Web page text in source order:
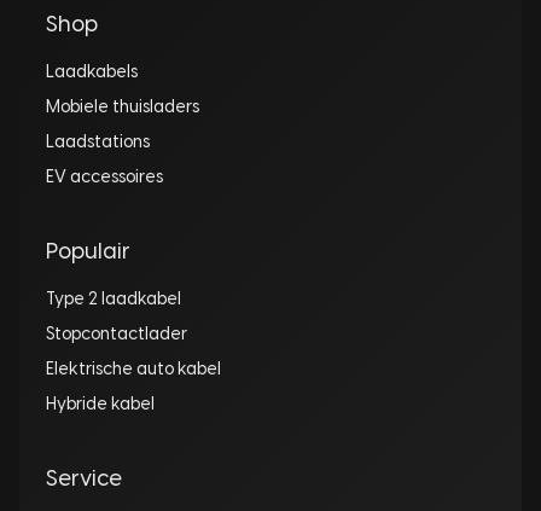
Shop
Laadkabels
Mobiele thuisladers
Laadstations
EV accessoires
Populair
Type 2 laadkabel
Stopcontactlader
Elektrische auto kabel
Hybride kabel
Service